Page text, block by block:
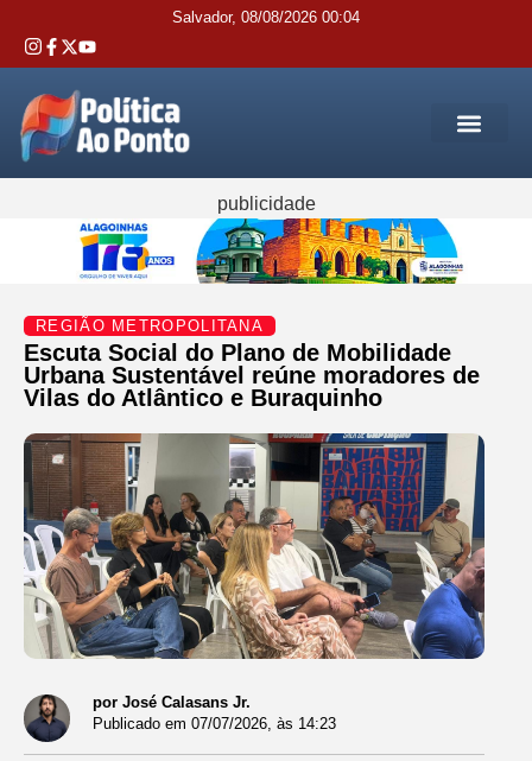
Salvador, 08/08/2026 00:04
publicidade
REGIÃO METROPOLITANA
Escuta Social do Plano de Mobilidade
Urbana Sustentável reúne moradores de
Vilas do Atlântico e Buraquinho
por José Calasans Jr.
Publicado em 07/07/2026, às 14:23